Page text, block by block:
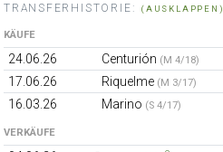
TRANSFERHISTORIE: (AUSKLAPPEN)
KÄUFE
24.06.26 Centurión (M 4/18)
17.06.26
Riquelme (M 3/17)
16.03.26
Marino (S 4/17)
VERKÄUFE